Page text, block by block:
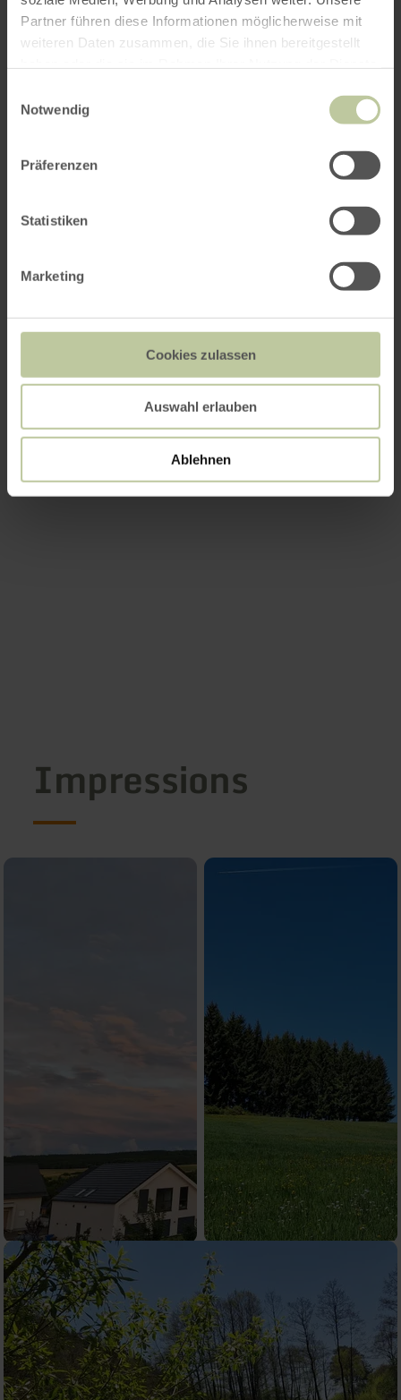
Partner führen diese Informationen möglicherweise mit
weiteren Daten zusammen, die Sie ihnen bereitgestellt
Notwendig
Präferenzen
Statistiken
Marketing
Cookies zulassen
Auswahl erlauben
Ablehnen
Impressions